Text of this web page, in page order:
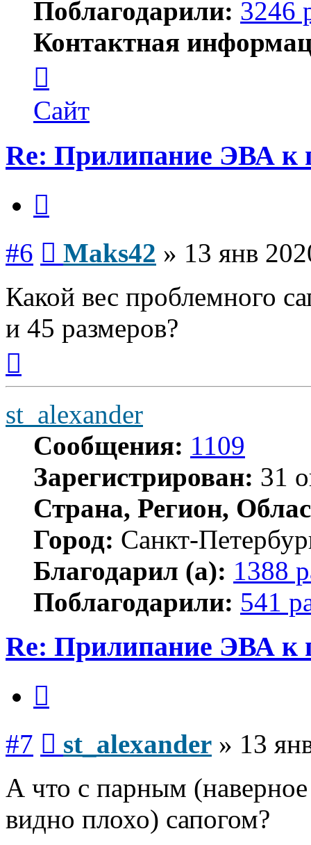
Поблагодарили: 3246
Контактная
пользователя
Maks42
Сайт
Re: Прилипание ЭВА к
#6 Maks42 » 13 янв
Какой вес проблемного
и 45 размеров?
началу
st_alexander
Сообщения: 1109
Зарегистрирован: 31
Страна, Регион,
Город: Санкт-
Благодарил (а): 1388
Поблагодарили: 541
Re: Прилипание ЭВА к
#7 st_alexander » 13
А что с парным
видно плохо) сапогом?